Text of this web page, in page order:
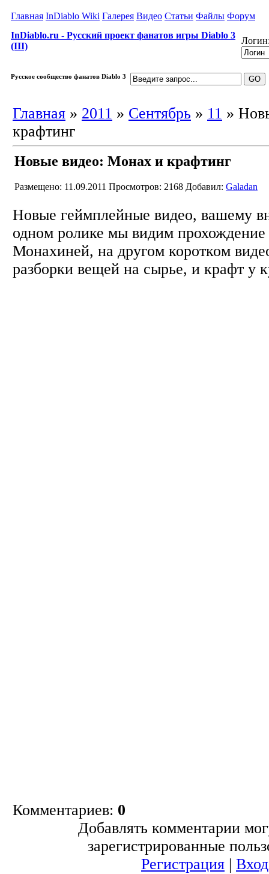
Главная InDiablo Wiki Галерея Видео Статьи Файлы Форум
InDiablo.ru - Русский проект фанатов игры Diablo 3
(III)
Русское сообщество фанатов Diablo 3
Главная » 2011 » Сентябрь » 11 »
крафтинг
Новые видео: Монах и крафтинг
Размещено: 11.09.2011 Просмотров: 2168 Добавил: Galadan
Новые геймплейные видео, вашему
одном ролике мы видим прохождение
Монахиней, на другом коротком
разборки вещей на сырье, и крафт у
Комментариев: 0
Добавлять комментарии
зарегистрированные
Регистрация | Вход